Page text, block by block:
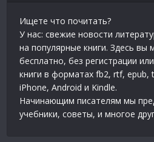
Ищете что почитать?
У нас: свежие новости
на популярные книги. Здесь вы
бесплатно, без регистрации
книги в форматах fb2, rtf, epub,
iPhone, Android и Kindle.
Начинающим писателям мы
учебники, советы, и многое